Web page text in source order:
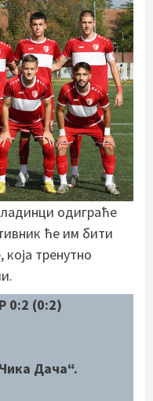
одиграће
ће им бити
тренутно
0:2 (0:2)
Дача“.